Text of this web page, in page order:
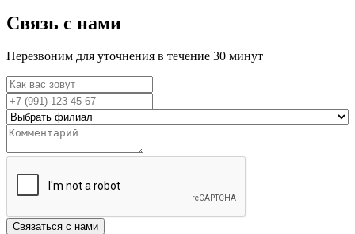
Связь с нами
Перезвоним для уточнения в течение 30 минут
Связаться с нами